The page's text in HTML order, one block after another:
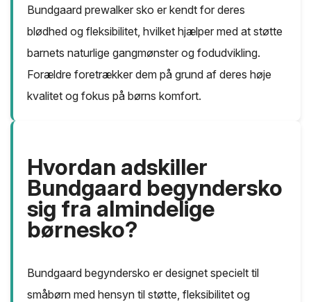
Bundgaard prewalker sko er kendt for deres
blødhed og fleksibilitet, hvilket hjælper med at støtte
barnets naturlige gangmønster og fodudvikling.
Forældre foretrækker dem på grund af deres høje
kvalitet og fokus på børns komfort.
Hvordan adskiller
Bundgaard begyndersko
sig fra almindelige
børnesko?
Bundgaard begyndersko er designet specielt til
småbørn med hensyn til støtte, fleksibilitet og